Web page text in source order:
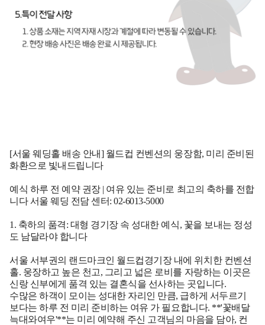
[서울 웨딩홀 배송 안내] 월드컵 컨벤션의 웅장함, 미리 준비된
화환으로 빛내드립니다
예식 하루 전 예약 권장 | 여유 있는 준비로 최고의 축하를 전합
니다서울 웨딩 전담 센터: 02-6013-5000
1. 축하의 품격: 대형 경기장 속 성대한 예식, 꽃을 보내는 정성
도 남달라야 합니다
서울 서부권의 랜드마크인 월드컵경기장 내에 위치한 컨벤션
홀. 웅장하고 높은 천고, 그리고 넓은 로비를 자랑하는 이곳은
신랑 신부에게 품격 있는 결혼식을 선사하는 곳입니다.
수많은 하객이 모이는 성대한 자리인 만큼, 급하게 서두르기
보다는하루 전 미리 준비하는 여유 가 필요합니다. **'꽃배달
늑대와여우'**는 미리 예약해 주신 고객님의 마음을 담아, 컨